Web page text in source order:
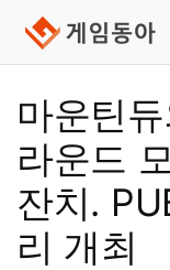
마운틴
라운드
잔치.
리 개최